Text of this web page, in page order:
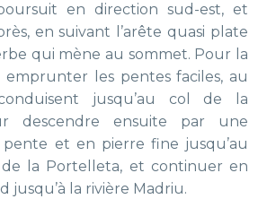
poursuit en direction sud-est, et
en suivant l’arête quasi plate
qui mène au sommet. Pour la
les pentes faciles, au
jusqu’au col de la
descendre ensuite par une
et en pierre fine jusqu’au
la Portelleta, et continuer en
jusqu’à la rivière Madriu.